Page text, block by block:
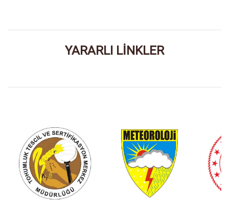
YARARLI LİNKLER